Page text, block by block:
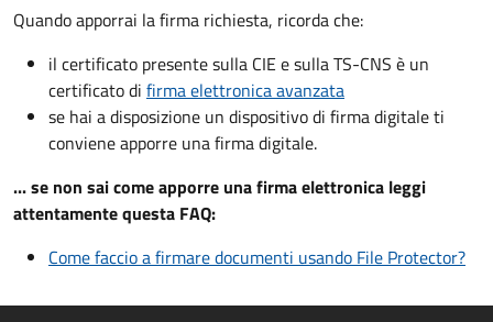
Quando apporrai la firma richiesta, ricorda che:
il certificato presente sulla CIE e sulla TS-CNS è un
certificato di firma elettronica avanzata
se hai a disposizione un dispositivo di firma digitale ti
conviene apporre una firma digitale.
... se non sai come apporre una firma elettronica leggi
attentamente questa FAQ:
Come faccio a firmare documenti usando File Protector?